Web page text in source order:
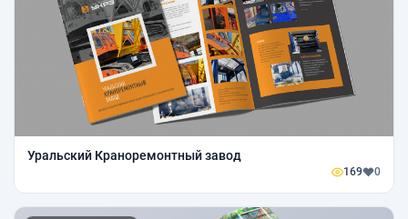
Уральский Краноремонтный завод
169 0